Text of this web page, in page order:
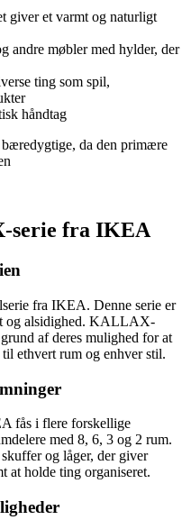
giver et varmt og naturligt
andre møbler med hylder, der
ting som spil,
håndtag
da den primære
serie fra IKEA
fra IKEA. Denne serie er
og alsidighed. KALLAX-
af deres mulighed for at
ethvert rum og enhver stil.
fås i flere forskellige
med 8, 6, 3 og 2 rum.
og låger, der giver
at holde ting organiseret.